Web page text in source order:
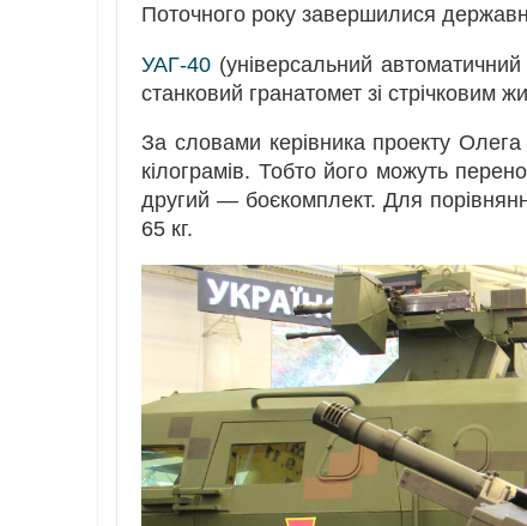
Поточного року завершилися
УАГ-40 (універсальний
станковий гранатомет зі стрічковим
За словами керівника проекту
кілограмів. Тобто його можуть
другий — боєкомплект. Для
65 кг.